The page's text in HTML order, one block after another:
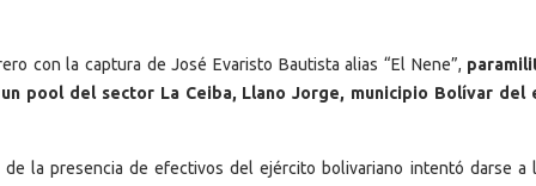
con la captura de José Evaristo Bautista alias “El Nene”,
pool del sector La Ceiba, Llano Jorge, municipio Bolívar del
la presencia de efectivos del ejército bolivariano intentó darse a